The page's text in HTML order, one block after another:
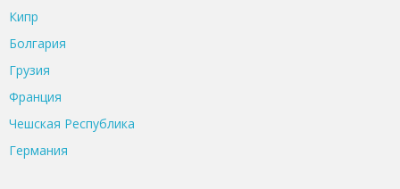
Кипр
Болгария
Грузия
Франция
Чешская Республика
Германия